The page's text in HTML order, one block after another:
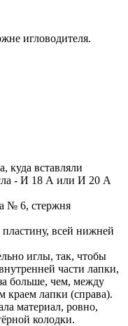
игловодителя.
куда вставляли
- И 18 А или И 20 А
№ 6, стержня
всей нижней
иглы, так, чтобы
части лапки,
больше, чем, между
лапки (справа).
материал, ровно,
колодки.